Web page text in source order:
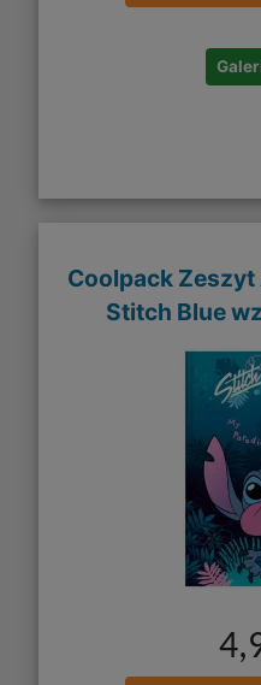
Coolpack
Stitch Blue